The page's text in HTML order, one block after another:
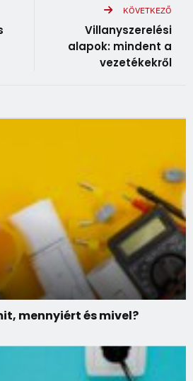
KÖVETKEZŐ
Villanyszerelési
alapok: mindent a
vezetékekről
mennyiért és mivel?